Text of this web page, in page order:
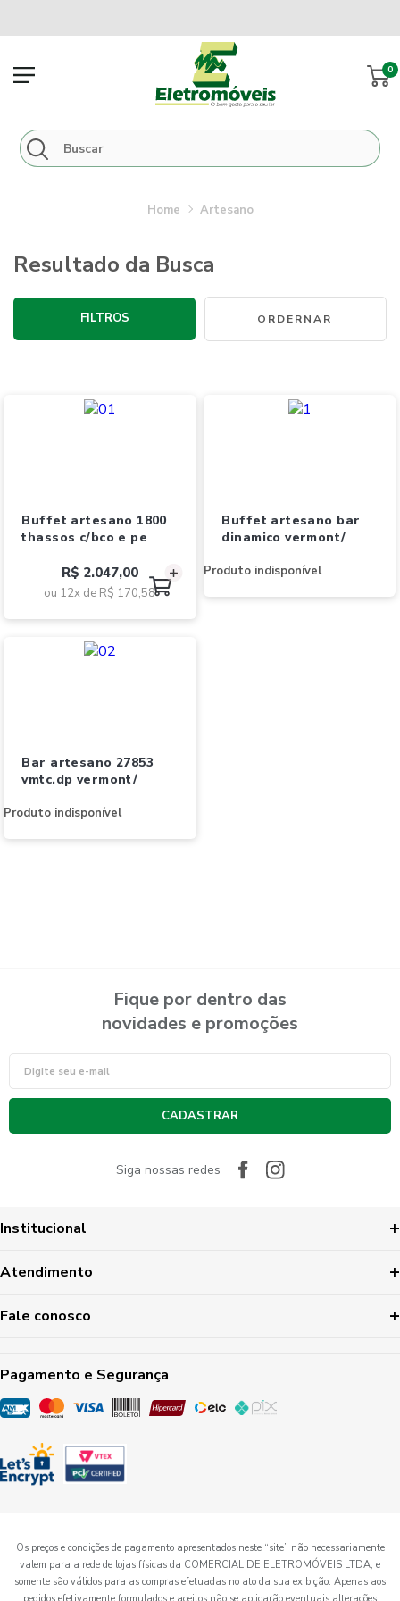
0
artesano
Resultado da Busca
FILTROS
buffet artesano 1800
thassos c/bco e pe
R$ 2.047,00
ou 12x de R$ 170,58
buffet artesano bar
dinamico vermont/
Produto indisponível
bar artesano 27853
vmtc.dp vermont/
Produto indisponível
Fique por dentro das
novidades e promoções
CADASTRAR
Siga nossas redes
Institucional
Atendimento
Fale conosco
Pagamento e Segurança
Os preços e condições de pagamento apresentados neste “site” não necessariamente
valem para a rede de lojas físicas da COMERCIAL DE ELETROMÓVEIS LTDA, e
somente são válidos para as compras efetuadas no ato da sua exibição. Apenas aos